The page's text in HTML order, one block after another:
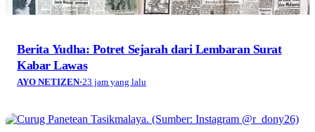
Berita Yudha: Potret Sejarah dari Lembaran Surat
Kabar Lawas
AYO NETIZEN·23 jam yang lalu